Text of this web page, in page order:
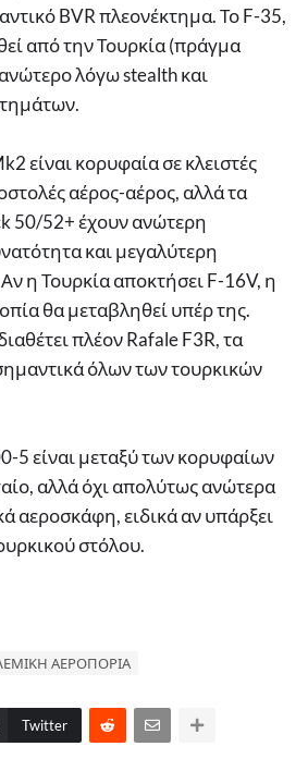
BVR πλεονέκτημα. Το F-35,
από την Τουρκία (πράγμα
λόγω stealth και
είναι κορυφαία σε κλειστές
αέρος-αέρος, αλλά τα
50/52+ έχουν ανώτερη
και μεγαλύτερη
η Τουρκία αποκτήσει F-16V, η
θα μεταβληθεί υπέρ της.
πλέον Rafale F3R, τα
όλων των τουρκικών
5 είναι μεταξύ των κορυφαίων
αλλά όχι απολύτως ανώτερα
αεροσκάφη, ειδικά αν υπάρξει
στόλου.
ΑΕΡΟΠΟΡΙΑ
Twitter